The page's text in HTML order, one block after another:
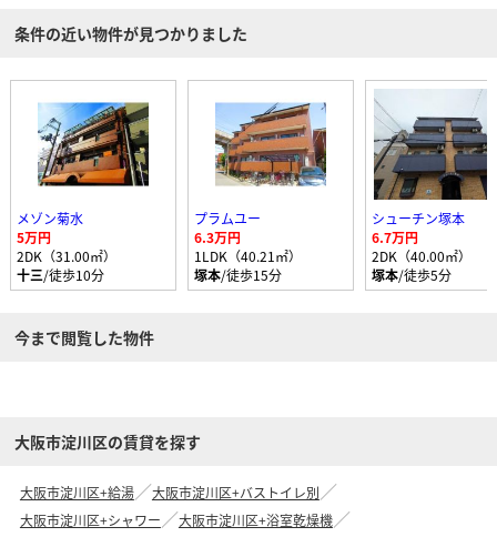
条件の近い物件が見つかりました
メゾン菊水
5万円
2DK（31.00㎡）
十三/徒歩10分
プラムユー
6.3万円
1LDK（40.21㎡）
塚本/徒歩15分
シューチン塚本
6.7万円
2DK（40.00㎡）
塚本/徒歩5分
今まで閲覧した物件
大阪市淀川区の賃貸を探す
大阪市淀川区+給湯
大阪市淀川区+バストイレ別
大阪市淀川区+シャワー
大阪市淀川区+浴室乾燥機